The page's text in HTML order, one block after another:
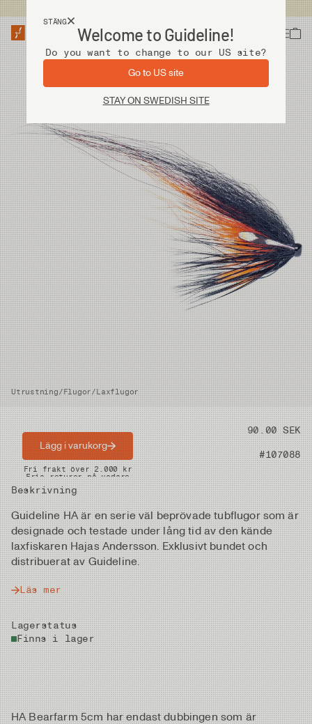
STÄNG
Welcome to Guideline!
Do you want to change to our US site?
Go to US site
STAY ON SWEDISH SITE
Utrustning/Flugor/Laxflugor
Pris 90.00 SEK
Artikelnummer #107088
Beskrivning
Guideline HA är en serie väl beprövade tubflugor som är
designade och testade under lång tid av den kände
laxfiskaren Hajas Andersson. Exklusivt bundet och
distribuerat av Guideline.
Läs mer
Lagerstatus
Finns i lager
Lägg i varukorg
Snabba leveranser
Fri frakt över 2.000 kr
Fria returer på vadare
HA Bearfarm 5cm har endast dubbingen som är